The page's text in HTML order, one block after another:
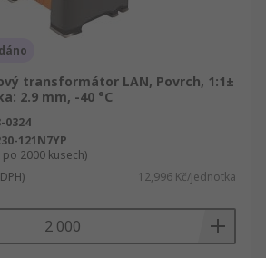
transformátor LAN, Povrch, 1:1±
2.9 mm, -40 °C
0324
121N7YP
2000 kusech)
12,996 Kč/jednotka